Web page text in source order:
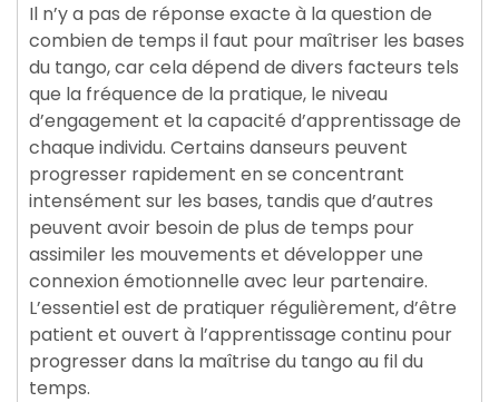
Il n’y a pas de réponse exacte à la question de
combien de temps il faut pour maîtriser les bases
du tango, car cela dépend de divers facteurs tels
que la fréquence de la pratique, le niveau
d’engagement et la capacité d’apprentissage de
chaque individu. Certains danseurs peuvent
progresser rapidement en se concentrant
intensément sur les bases, tandis que d’autres
peuvent avoir besoin de plus de temps pour
assimiler les mouvements et développer une
connexion émotionnelle avec leur partenaire.
L’essentiel est de pratiquer régulièrement, d’être
patient et ouvert à l’apprentissage continu pour
progresser dans la maîtrise du tango au fil du
temps.